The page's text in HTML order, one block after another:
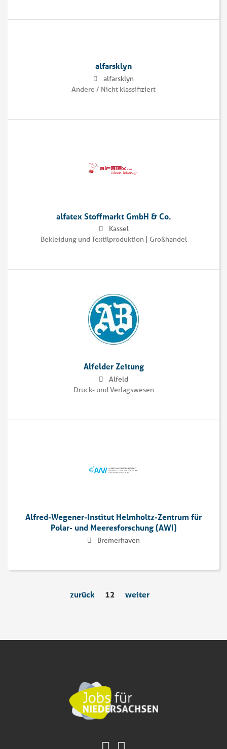
alfarsklyn
alfarsklyn
Andere / Nicht klassifiziert
alfatex Stoffmarkt GmbH & Co.
Kassel
Bekleidung und Textilproduktion | Großhandel
Alfelder Zeitung
Alfeld
Druck- und Verlagswesen
Alfred-Wegener-Institut Helmholtz-Zentrum für
Polar- und Meeresforschung (AWI)
Bremerhaven
zurück 12 weiter